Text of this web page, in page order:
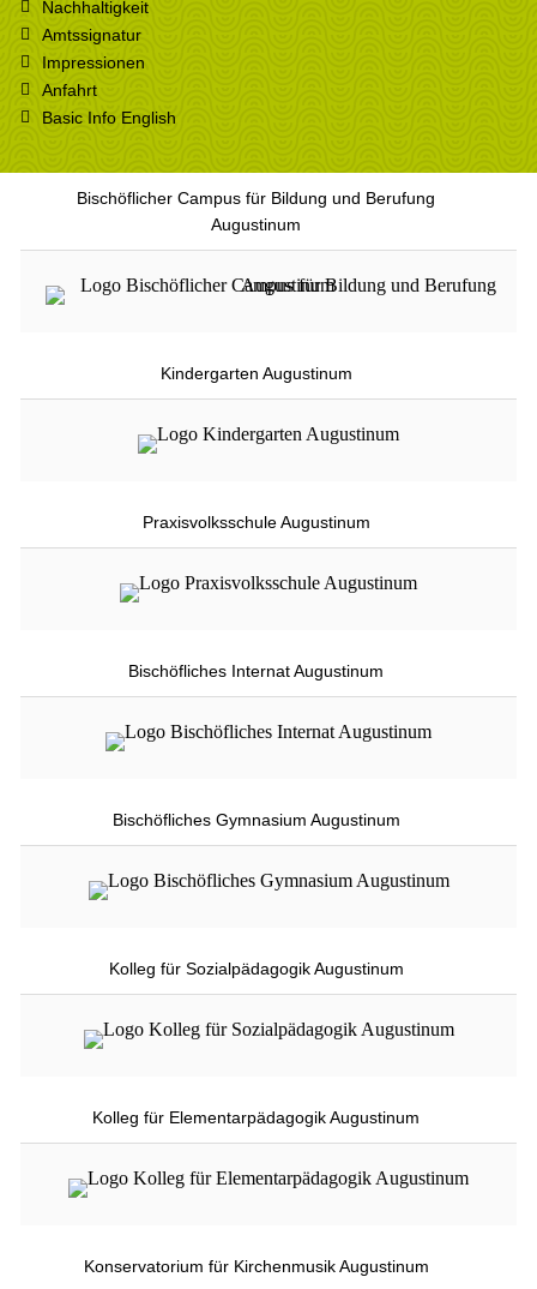
Nachhaltigkeit
Amtssignatur
Impressionen
Anfahrt
Basic Info English
Bischöflicher Campus für Bildung und Berufung
Augustinum
Kindergarten Augustinum
Praxisvolksschule Augustinum
Bischöfliches Internat Augustinum
Bischöfliches Gymnasium Augustinum
Kolleg für Sozialpädagogik Augustinum
Kolleg für Elementarpädagogik Augustinum
Konservatorium für Kirchenmusik Augustinum